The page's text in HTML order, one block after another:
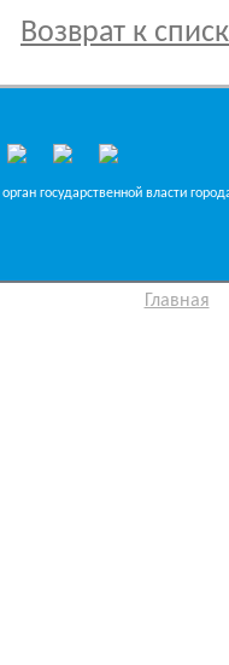
Возврат к
государственной власти
Главная